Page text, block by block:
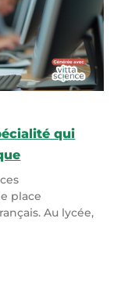
qui
place
Au lycée,